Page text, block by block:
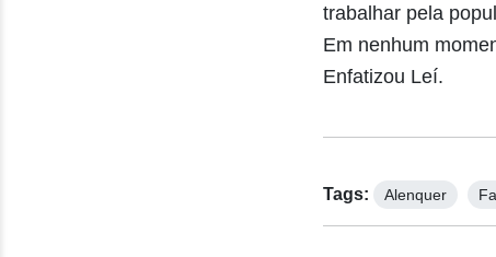
trabalhar pela
Em nenhum
Enfatizou Leí.
Tags: Alenquer